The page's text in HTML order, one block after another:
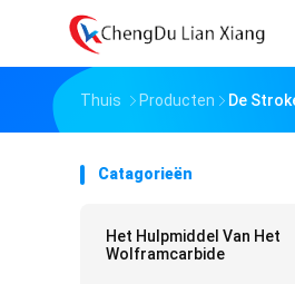
Thuis Producten De
Catagorieën
Het Hulpmiddel Van Het
Wolframcarbide